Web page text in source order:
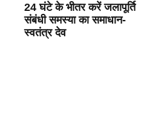
24 घंटे के भीतर करें जलापूर्ति
संबंधी समस्या का समाधान-
स्वतंत्र देव